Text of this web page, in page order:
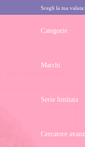
Scegli la tua valuta:
Categorie
Marchi
Serie limitata
Cercatore